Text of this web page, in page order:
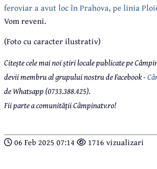
feroviar a avut loc în Prahova, pe linia
Vom reveni.
(Foto cu caracter ilustrativ)
Citește cele mai noi știri locale publicate pe
devii membru al grupului nostru de Facebook -
de Whatsapp (0733.388.425).
Fii parte a comunității Câmpinatv.ro!
06 Feb 2025 07:14 1716 vizualizari